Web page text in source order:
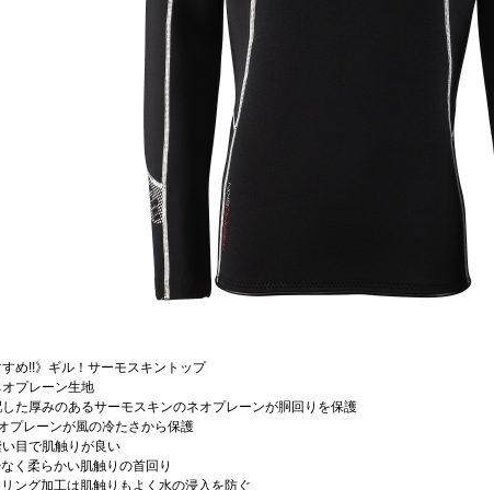
すめ!!》ギル！サーモスキントップ
プレーン生地
た厚みのあるサーモスキンのネオプレーンが胴回りを保護
プレーンが風の冷たさから保護
目で肌触りが良い
く柔らかい肌触りの首回り
ング加工は肌触りもよく水の浸入を防ぐ